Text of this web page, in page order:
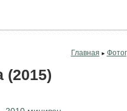
Главная ►
(2015)